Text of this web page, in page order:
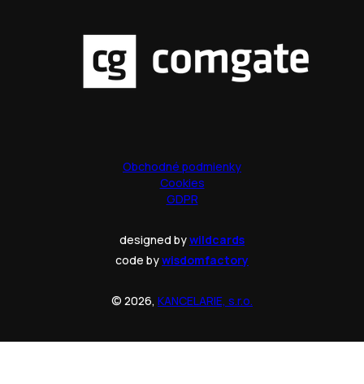
Obchodné podmienky
Cookies
GDPR
designed bywildcards
code bywisdomfactory
© 2026, KANCELARIE, s.r.o.